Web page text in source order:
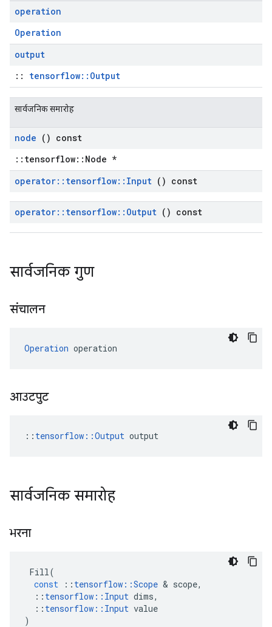
operation
Operation
output
:: tensorflow::Output
सार्वजनिक समारोह
node () const
::tensorflow::Node *
operator:: tensorflow:: Input () const
operator:: tensorflow:: Output () const
सार्वजनिक गुण
संचालन
Operation operation
आउटपुट
:: tensorflow::Output output
सार्वजनिक समारोह
भरना
Fill(
const
:: tensorflow ::Scope & scope,
:: tensorflow :: Input dims,
:: tensorflow :: Input value
)